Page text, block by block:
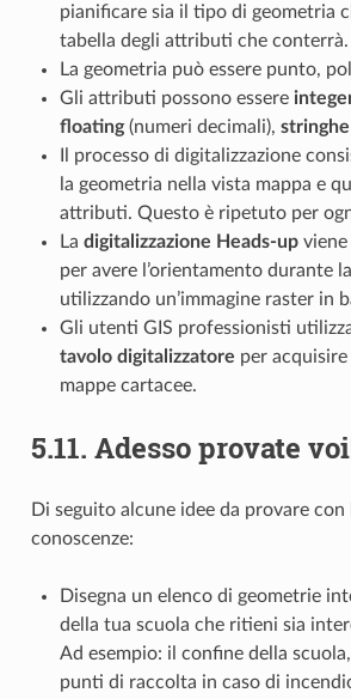
pianificare sia il tipo di geometria
tabella degli attributi che conterrà.
La geometria può essere punto,
Gli attributi possono essere
floating(numeri decimali), stringhe
Il processo di digitalizzazione
la geometria nella vista mappa e
attributi. Questo è ripetuto per
La digitalizzazione Heads-upviene
per avere l’orientamento durante
utilizzando un’immagine raster in
Gli utenti GIS professionisti
tavolo digitalizzatore per
mappe cartacee.
5.11. Adesso provate
Di seguito alcune idee da provare
conoscenze:
Disegna un elenco di geometrie
della tua scuola che ritieni sia
Ad esempio: il confine della
punti di raccolta in caso di